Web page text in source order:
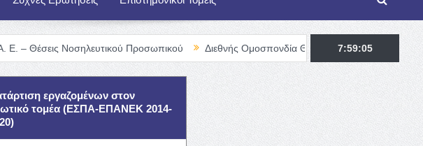
Προσωπικού Διεθνής Ομοσπονδία Θαλασσαιμίας – TIF Fellowship
7:59:06
εργαζομένων στον
τομέα (ΕΣΠΑ-ΕΠΑΝΕΚ 2014-